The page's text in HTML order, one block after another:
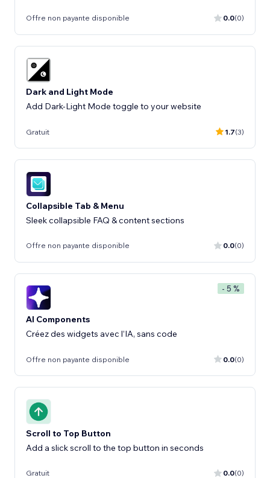
Offre non payante disponible 0.0(0)
Dark and Light Mode
Add Dark-Light Mode toggle to your website
Gratuit 1.7(3)
Collapsible Tab & Menu
Sleek collapsible FAQ & content sections
Offre non payante disponible 0.0(0)
- 5 %
AI Components
Créez des widgets avec l’IA, sans code
Offre non payante disponible 0.0(0)
Scroll to Top Button
Add a slick scroll to the top button in seconds
Gratuit 0.0(0)